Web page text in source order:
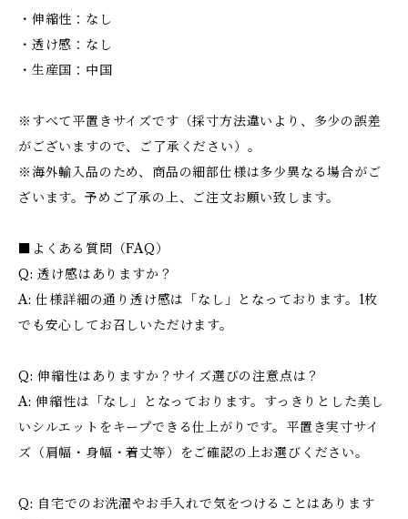
・伸縮性：なし
・透け感：なし
・生産国：中国
※すべて平置きサイズです（採寸方法違いより、多少の誤差
がございますので、ご了承ください）。
※海外輸入品のため、商品の細部仕様は多少異なる場合がご
ざいます。予めご了承の上、ご注文お願い致します。
■よくある質問（FAQ）
Q: 透け感はありますか？
A: 仕様詳細の通り透け感は「なし」となっております。1枚
でも安心してお召しいただけます。
Q: 伸縮性はありますか？サイズ選びの注意点は？
A: 伸縮性は「なし」となっております。すっきりとした美し
いシルエットをキープできる仕上がりです。平置き実寸サイ
ズ（肩幅・身幅・着丈等）をご確認の上お選びください。
Q: 自宅でのお洗濯やお手入れで気をつけることはあります